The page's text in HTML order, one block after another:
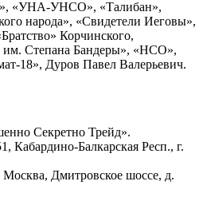
«УНА-УНСО», «Талибан»,
народа», «Свидетели Иеговы»,
Корчинского,
им. Степана Бандеры», «НСО»,
18», Дуров Павел Валерьевич.
Секретно Трейд».
Кабардино-Балкарская Респ., г.
Дмитровское шоссе, д.